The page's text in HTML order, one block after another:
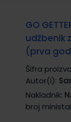
GO
udžbenik
(prva
Šifra
Autor(i):
Nakladnik:
broj